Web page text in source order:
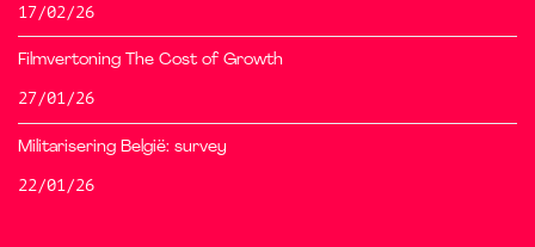
17/02/26
Filmvertoning The Cost of Growth
27/01/26
Militarisering België: survey
22/01/26